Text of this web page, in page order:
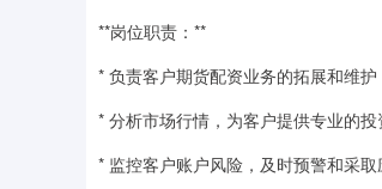
**岗位职责：**
* 负责客户期货配资业务的拓展和维护
* 分析市场行情，为客户提供专业的投
* 监控客户账户风险，及时预警和采